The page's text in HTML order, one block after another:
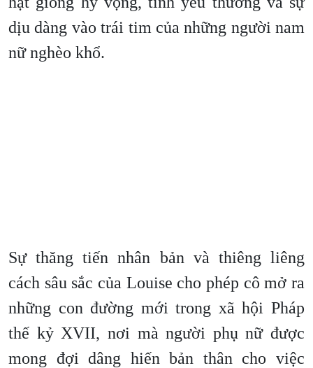
dịu dàng vào trái tim của những người nam
nữ nghèo khổ.
Sự thăng tiến nhân bản và thiêng liêng
cách sâu sắc của Louise cho phép cô mở ra
những con đường mới trong xã hội Pháp
thế kỷ XVII, nơi mà người phụ nữ được
mong đợi dâng hiến bản thân cho việc